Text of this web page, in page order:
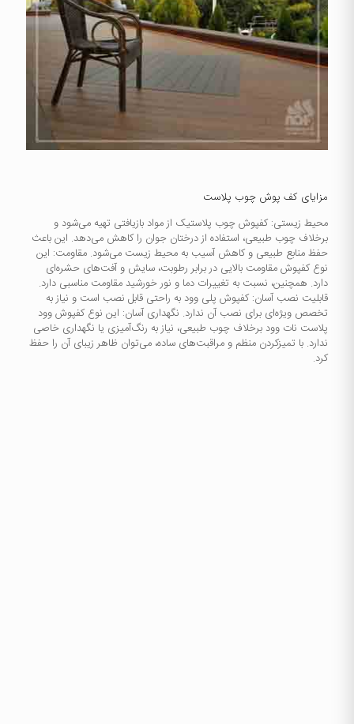
مزایای کف پوش چوب پلاست
محیط زیستی: کفپوش چوب پلاستیک از مواد بازیافتی تهیه می‌شود و
برخلاف چوب طبیعی، استفاده از درختان جوان را کاهش می‌دهد. این باعث
حفظ منابع طبیعی و کاهش آسیب به محیط زیست می‌شود. مقاومت: این
نوع کفپوش مقاومت بالایی در برابر رطوبت، سایش و آفت‌های حشره‌ای
دارد. همچنین، نسبت به تغییرات دما و نور خورشید مقاومت مناسبی دارد.
قابلیت نصب آسان: کفپوش پلی وود به راحتی قابل نصب است و نیاز به
تخصص ویژه‌ای برای نصب آن ندارد. نگهداری آسان: این نوع کفپوش وود
پلاست نات وود برخلاف چوب طبیعی، نیاز به رنگ‌آمیزی یا نگهداری خاصی
ندارد. با تمیزکردن منظم و مراقبت‌های ساده، می‌توان ظاهر زیبای آن را حفظ
کرد.